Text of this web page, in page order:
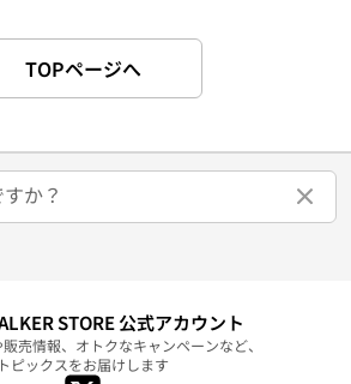
TOPページへ
STORE 公式アカウント
売情報、オトクなキャンペーンなど、
トピックスをお届けします